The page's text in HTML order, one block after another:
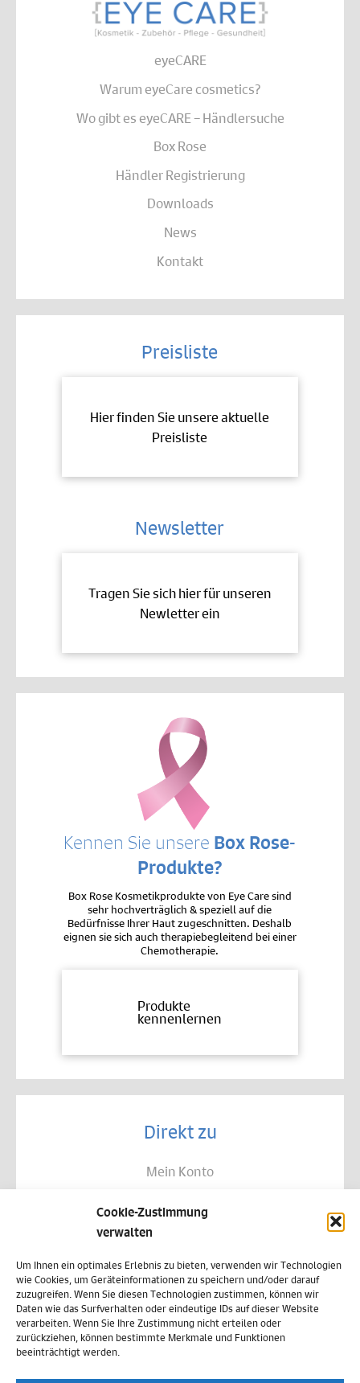
Cookie-Zustimmung
verwalten
Um Ihnen ein optimales Erlebnis zu bieten, verwenden wir Technologien
wie Cookies, um Geräteinformationen zu speichern und/oder darauf
zuzugreifen. Wenn Sie diesen Technologien zustimmen, können wir
Daten wie das Surfverhalten oder eindeutige IDs auf dieser Website
verarbeiten. Wenn Sie Ihre Zustimmung nicht erteilen oder
zurückziehen, können bestimmte Merkmale und Funktionen
beeinträchtigt werden.
eyeCARE
Warum eyeCare cosmetics?
Wo gibt es eyeCARE – Händlersuche
Box Rose
Händler Registrierung
Downloads
News
Kontakt
Preisliste
Hier finden Sie unsere aktuelle
Preisliste
Newsletter
Tragen Sie sich hier für unseren
Newletter ein
Kennen Sie unsere Box Rose-
Produkte?
Box Rose Kosmetikprodukte von Eye Care sind
sehr hochverträglich & speziell auf die
Bedürfnisse Ihrer Haut zugeschnitten. Deshalb
eignen sie sich auch therapiebegleitend bei einer
Chemotherapie.
Produkte
kennenlernen
Direkt zu
Mein Konto
Allgemeine Geschäftsbedingungen
Datenschutz
Widerruf
Zahlungsweisen
Versand & Lieferung